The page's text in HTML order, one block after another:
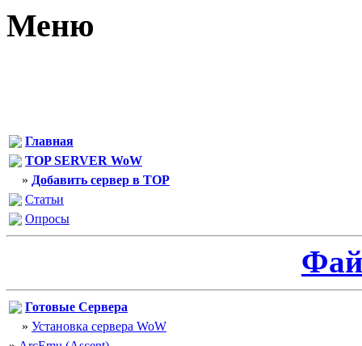
Меню
Главная
TOP SERVER WoW
» Добавить сервер в TOP
Статьи
Опросы
Готовые Сервера
» Установка сервера WoW